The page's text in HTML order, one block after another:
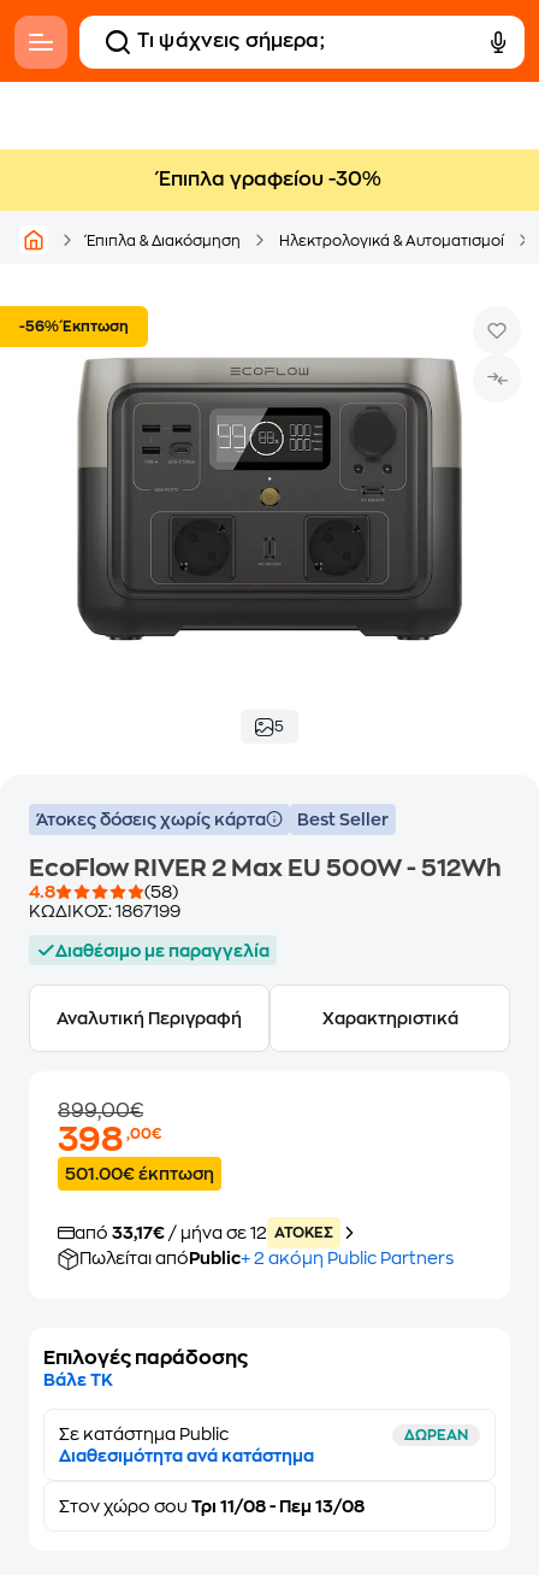
Έπιπλα γραφείου -30%
Έπιπλα & Διακόσμηση Ηλεκτρολογικά & Αυτοματισμοί
-56% Έκπτωση
5
Άτοκες δόσεις χωρίς κάρτα Best Seller
EcoFlow RIVER 2 Max EU 500W - 512Wh
4.8
(58)
ΚΩΔΙΚΟΣ: 1867199
Διαθέσιμο με παραγγελία
Αναλυτική Περιγραφή Χαρακτηριστικά
899,00€
398,00€
501.00€ έκπτωση
από 33,17€ / μήνα σε 12 ATOKEΣ
Πωλείται από Public+ 2 ακόμη Public Partners
Επιλογές παράδοσης
Βάλε ΤΚ
Σε κατάστημα Public ΔΩΡΕΑΝ
Διαθεσιμότητα ανά κατάστημα
Στον χώρο σου Τρι 11/08 - Πεμ 13/08